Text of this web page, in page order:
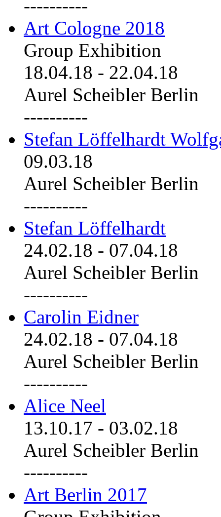
----------
Art Cologne 2018
Group Exhibition
18.04.18 - 22.04.18
Aurel Scheibler Berlin
----------
Stefan Löffelhardt
09.03.18
Aurel Scheibler Berlin
----------
Stefan Löffelhardt
24.02.18 - 07.04.18
Aurel Scheibler Berlin
----------
Carolin Eidner
24.02.18 - 07.04.18
Aurel Scheibler Berlin
----------
Alice Neel
13.10.17 - 03.02.18
Aurel Scheibler Berlin
----------
Art Berlin 2017